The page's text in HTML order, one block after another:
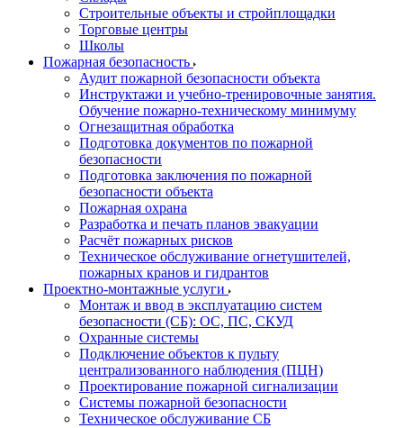
Строительные объекты и стройплощадки
Торговые центры
Школы
Пожарная безопасность
Аудит пожарной безопасности объекта
Инструктажи и учебно-тренировочные занятия.
Обучение пожарно-техническому минимуму
Огнезащитная обработка
Подготовка документов по пожарной
безопасности
Подготовка заключения по пожарной
безопасности объекта
Пожарная охрана
Разработка и печать планов эвакуации
Расчёт пожарных рисков
Техническое обслуживание огнетушителей,
пожарных кранов и гидрантов
Проектно-монтажные услуги
Монтаж и ввод в эксплуатацию систем
безопасности (СБ): ОС, ПС, СКУД
Охранные системы
Подключение объектов к пульту
централизованного наблюдения (ПЦН)
Проектирование пожарной сигнализации
Системы пожарной безопасности
Техническое обслуживание СБ